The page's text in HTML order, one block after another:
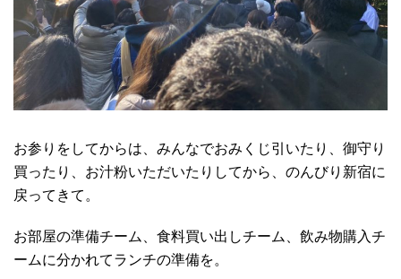
お参りをしてからは、みんなでおみくじ引いたり、御守り
買ったり、お汁粉いただいたりしてから、のんびり新宿に
戻ってきて。
お部屋の準備チーム、食料買い出しチーム、飲み物購入チ
ームに分かれてランチの準備を。